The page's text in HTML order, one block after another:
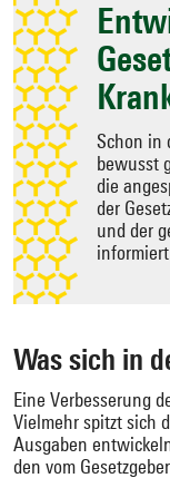
Schon in
bewusst
die
der
und der
Was sich in
Eine Verbesserung
Vielmehr spitzt sich
Ausgaben
den vom